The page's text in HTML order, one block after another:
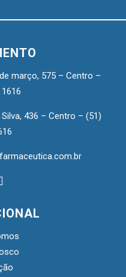
março, 575 – Centro –
Silva, 436 – Centro – (51)